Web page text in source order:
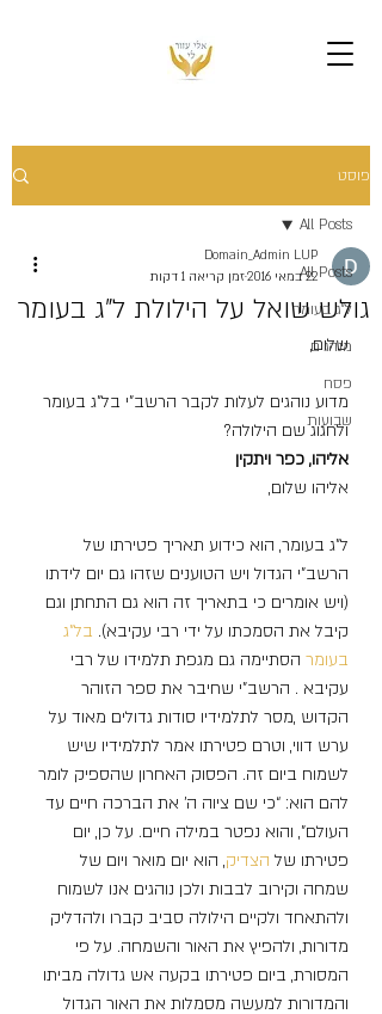
פוסט
All Posts
ל"ג בעומר
מנהגים
פסח
שבועות
All Posts
גולש שואל על הילולת ל”ג בעומר
Domain_Admin LUP
22 במאי 2016
זמן קריאה 1 דקות
שלום,
מדוע נוהגים לעלות לקבר הרשב”י בל”ג בעומר
ולחגוג שם הילולה?
אליהו, כפר ויתקין
אליהו שלום,
ל”ג בעומר, הוא כידוע תאריך פטירתו של
הרשב”י הגדול ויש הטוענים שזהו גם יום לידתו
(ויש אומרים כי בתאריך זה הוא גם התחתן וגם
קיבל את הסמכתו על ידי רבי עקיבא). בל”ג
בעומר הסתיימה גם מגפת תלמידו של רבי
עקיבא . הרשב”י שחיבר את ספר הזוהר
הקדוש ,מסר לתלמידיו סודות גדולים מאוד על
ערש דווי, וטרם פטירתו אמר לתלמידיו שיש
לשמוח ביום זה. הפסוק האחרון שהספיק לומר
להם הוא: “כי שם ציוה ה’ את הברכה חיים עד
העולם”, והוא נפטר במילה חיים. על כן, יום
פטירתו של הצדיק, הוא יום מואר ויום של
שמחה וקירוב לבבות ולכן נוהגים אנו לשמוח
ולהתאחד ולקיים הילולה סביב קברו ולהדליק
מדורות, ולהפיץ את האור והשמחה. על פי
המסורת, ביום פטירתו בקעה אש גדולה מביתו
והמדורות למעשה מסמלות את האור הגדול